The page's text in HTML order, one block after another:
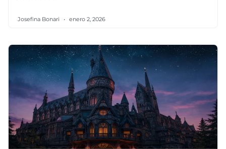
Josefina Bonari enero 2, 2026